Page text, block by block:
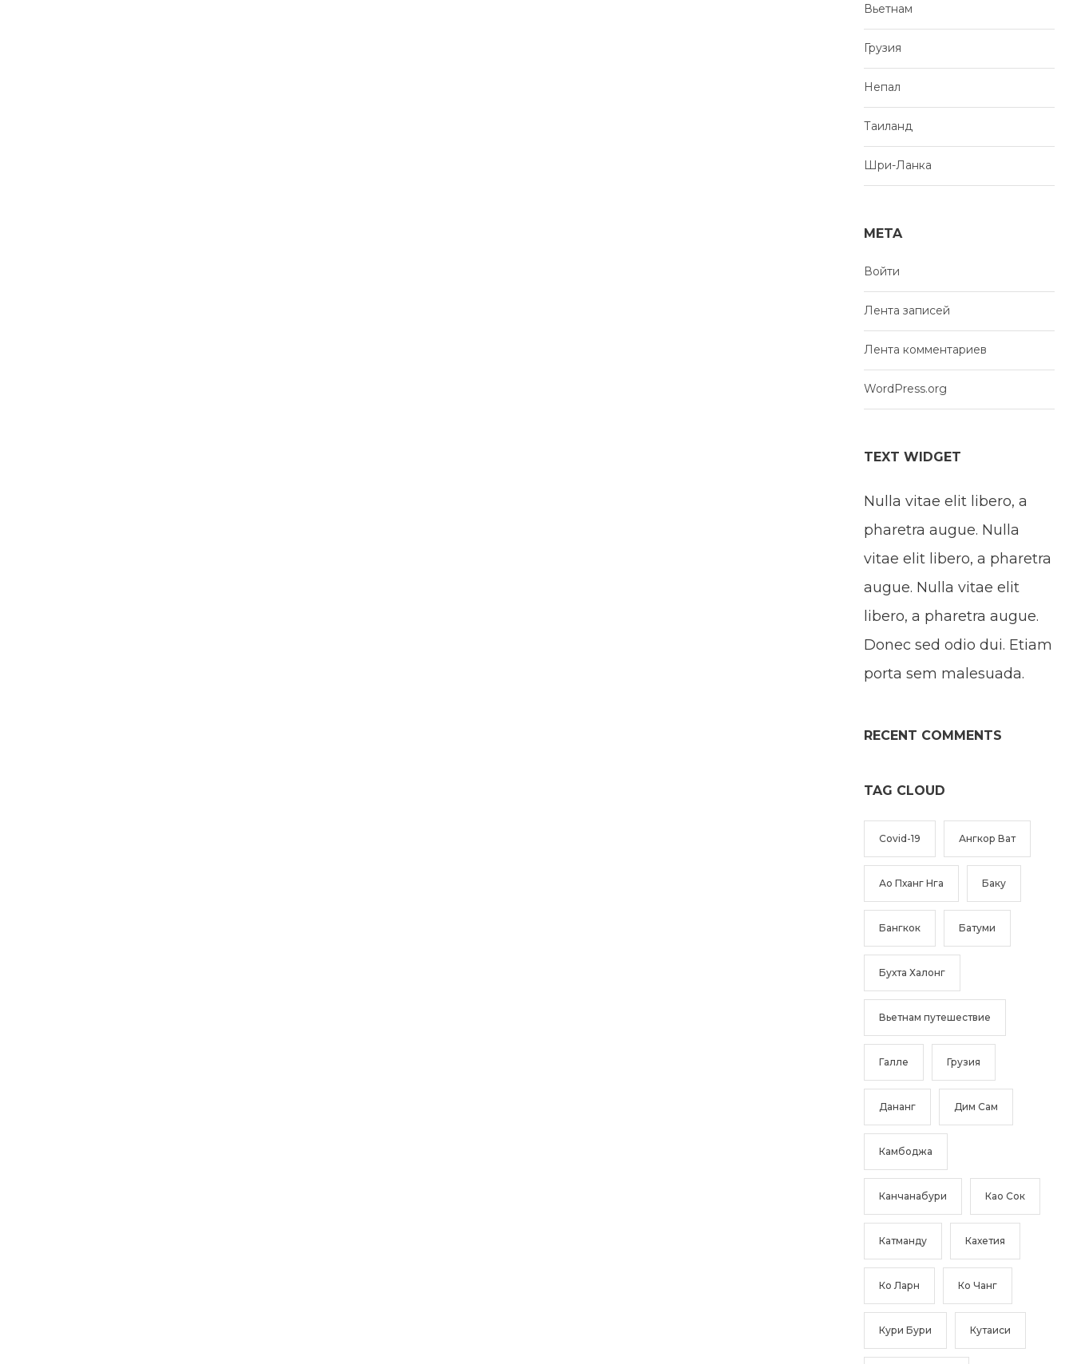
Вьетнам
Грузия
Непал
Таиланд
Шри-Ланка
META
Войти
Лента записей
Лента комментариев
WordPress.org
TEXT WIDGET
Nulla vitae elit libero, a
pharetra augue. Nulla
vitae elit libero, a pharetra
augue. Nulla vitae elit
libero, a pharetra augue.
Donec sed odio dui. Etiam
porta sem malesuada.
RECENT COMMENTS
TAG CLOUD
Covid-19 Ангкор Ват
Ао Пханг Нга Баку
Бангкок Батуми
Бухта Халонг
Вьетнам путешествие
Галле Грузия
Дананг Дим Сам
Камбоджа
Канчанабури Као Сок
Катманду Кахетия
Ко Ларн Ко Чанг
Кури Бури Кутаиси